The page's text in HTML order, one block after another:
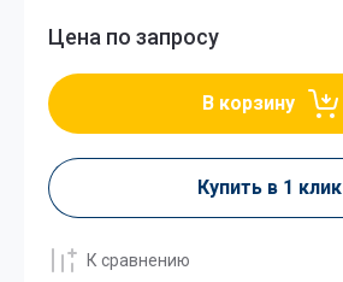
Цена по запросу
В корзину
Купить в 1 клик
К сравнению